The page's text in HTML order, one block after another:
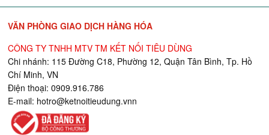
VĂN PHÒNG GIAO DỊCH HÀNG HÓA
CÔNG TY TNHH MTV TM KẾT NỐI TIÊU DÙNG
Chi nhánh: 115 Đường C18, Phường 12, Quận Tân Bình, Tp. Hồ
Chí Minh, VN
Điện thoại: 0909.916.786
E-mail: hotro@ketnoitieudung.vnn